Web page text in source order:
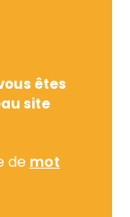
êtes
site
de mot